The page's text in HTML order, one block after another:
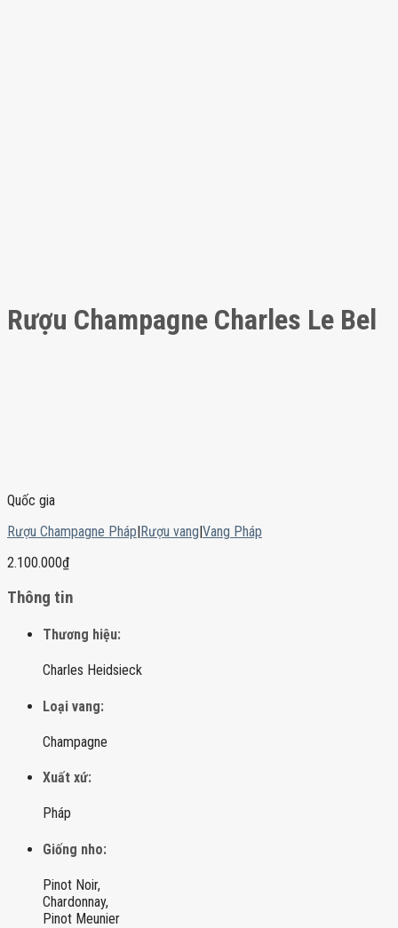
Rượu Champagne Charles Le Bel
Quốc gia
Rượu Champagne Pháp|Rượu vang|Vang Pháp
2.100.000₫
Thông tin
Thương hiệu:
Charles Heidsieck
Loại vang:
Champagne
Xuất xứ:
Pháp
Giống nho:
Pinot Noir,
Chardonnay,
Pinot Meunier